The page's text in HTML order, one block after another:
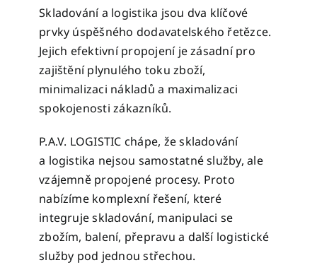
Skladování a logistika jsou dva klíčové
prvky úspěšného dodavatelského řetězce.
Jejich efektivní propojení je zásadní pro
zajištění plynulého toku zboží,
minimalizaci nákladů a maximalizaci
spokojenosti zákazníků.
P.A.V. LOGISTIC chápe, že skladování
a logistika nejsou samostatné služby, ale
vzájemně propojené procesy. Proto
nabízíme komplexní řešení, které
integruje skladování, manipulaci se
zbožím, balení, přepravu a další logistické
služby pod jednou střechou.